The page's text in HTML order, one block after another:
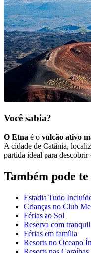
Você sabia?
O Etna é o vulcão ativo
A cidade de Catânia,
partida ideal para descobrir
Também pode
Estadia Tudo
Crianças no Club
Férias ao Sol
Reserva com
Férias em família
Resorts no Oceano
Resorts nas Caraíbas